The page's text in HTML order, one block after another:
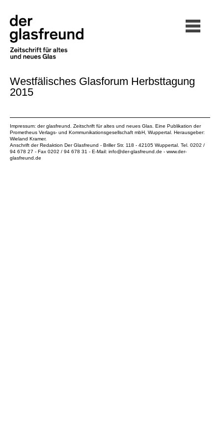
Westfälisches Glasforum Herbsttagung
2015
Impressum: der glasfreund. Zeitschrift für altes und neues Glas. Eine Publikation der
Prometheus Verlags- und Kommunikationsgesellschaft mbH , Wuppertal. Herausgeber:
Wieland Kramer.
Anschrift der Redaktion Der Glasfreund - Briller Str. 118 - 42105 Wuppertal. Tel. 0202 /
94 678 27 - Fax 0202 / 94 678 31 - E-Mail: info@der-glasfreund.de - www.der-
glasfreund.de